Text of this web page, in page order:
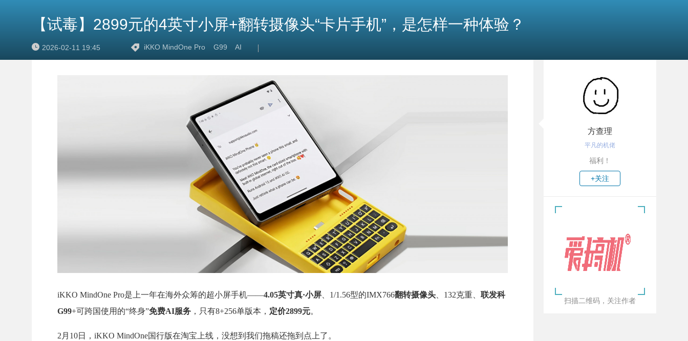
【试毒】2899元的4英寸小屏+翻转摄像头“卡片手机”，是怎样一种体验？
2026-02-11 19:45 iKKO MindOne Pro G99 AI
iKKO MindOne Pro是上一年在海外众筹的超小屏手机——4.05英寸真·小屏 、1/1.56型的IMX766翻转摄像头 、132克重、 联发科
G99+可跨国使用的“终身”免费AI服务 ，只有8+256单版本， 定价2899元。
2月10日，iKKO MindOne国行版在淘宝上线，没想到我们拖稿还拖到点上了。
方查理
平凡的机佬
福利！
+关注
扫描二维码，关注作者